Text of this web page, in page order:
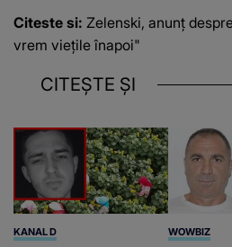
Citeste si: Zelenski, anunț
vrem vieţile înapoi"
CITEȘTE ȘI
KANAL D WOWBIZ